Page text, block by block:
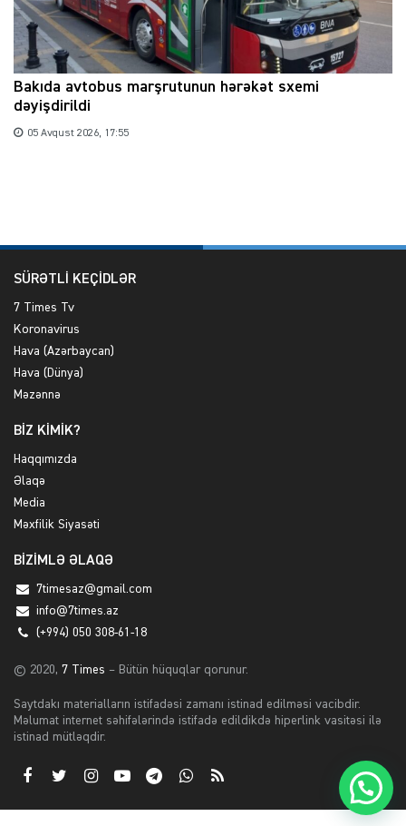
Bakıda avtobus marşrutunun hərəkət sxemi
dəyişdirildi
05 Avqust 2026, 17:55
SÜRƏTLİ KEÇİDLƏR
7 Times Tv
Koronavirus
Hava (Azərbaycan)
Hava (Dünya)
Məzənnə
BİZ KİMİK?
Haqqımızda
Əlaqə
Media
Məxfilik Siyasəti
BİZİMLƏ ƏLAQƏ
7timesaz@gmail.com
info@7times.az
(+994) 050 308-61-18
© 2020, 7 Times – Bütün hüquqlar qorunur.
Saytdakı materialların istifadəsi zamanı istinad edilməsi vacibdir.
Məlumat internet səhifələrində istifadə edildikdə hiperlink vasitəsi ilə
istinad mütləqdir.